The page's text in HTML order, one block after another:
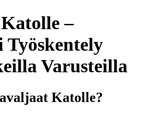
–
Varusteilla
Katolle?